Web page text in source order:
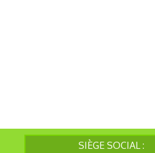
SIÈGE SOCIAL :